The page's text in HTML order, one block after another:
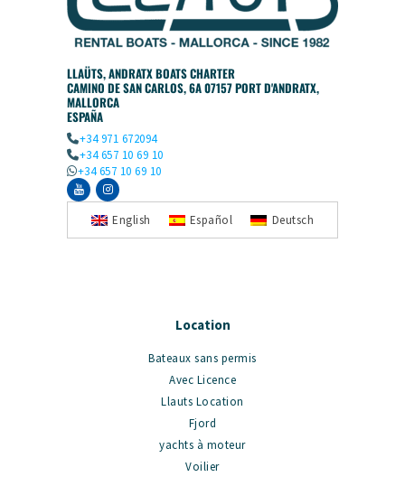
LLAÜTS, ANDRATX BOATS CHARTER
CAMINO DE SAN CARLOS, 6A 07157 PORT D'ANDRATX,
MALLORCA
ESPAÑA
+34 971 672094
+34 657 10 69 10
+34 657 10 69 10
English Español Deutsch
Location
Bateaux sans permis
Avec Licence
Llauts Location
Fjord
yachts à moteur
Voilier